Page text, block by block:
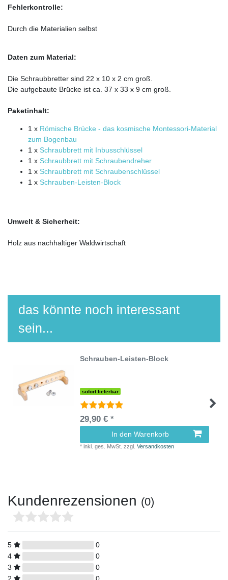
Fehlerkontrolle:
Durch die Materialien selbst
Daten zum Material:
Die Schraubbretter sind 22 x 10 x 2 cm groß.
Die aufgebaute Brücke ist ca. 37 x 33 x 9 cm groß.
Paketinhalt:
1 x Römische Brücke - das kosmische Montessori-Material
zum Bogenbau
1 x Schraubbrett mit Inbusschlüssel
1 x Schraubbrett mit Schraubendreher
1 x Schraubbrett mit Schraubenschlüssel
1 x Schrauben-Leisten-Block
Umwelt & Sicherheit:
Holz aus nachhaltiger Waldwirtschaft
das könnte noch interessant
sein...
Schrauben-Leisten-Block
sofort lieferbar
29,90 € *
In den Warenkorb
*inkl. ges. MwSt. zzgl.Versandkosten
Kundenrezensionen (0)
5
0
4
0
3
0
2
0